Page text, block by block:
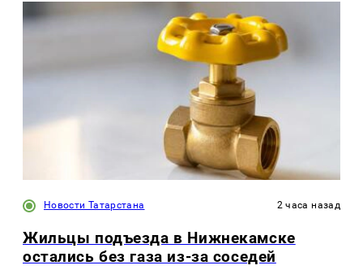
Новости Татарстана 2 часа назад
Жильцы подъезда в Нижнекамске
остались без газа из-за соседей